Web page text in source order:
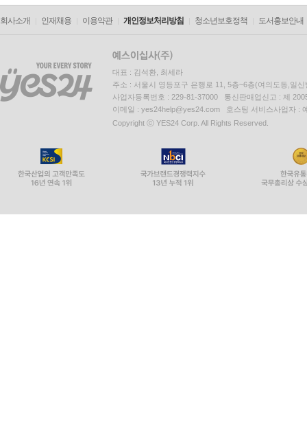
회사소개 인재채용 이용약관 개인정보처리방침 청소년보호정책 도서홍보안내
대표 : 김석환, 최세라
주소 : 서울시 영등포구 은행로 11, 5층~6층(여의도동,일신
사업자등록번호 : 229-81-37000 통신판매업신고 : 제
이메일 : yes24help@yes24.com 호스팅 서비스사업자 :
Copyright ⓒ YES24 Corp. All Rights Reserved.